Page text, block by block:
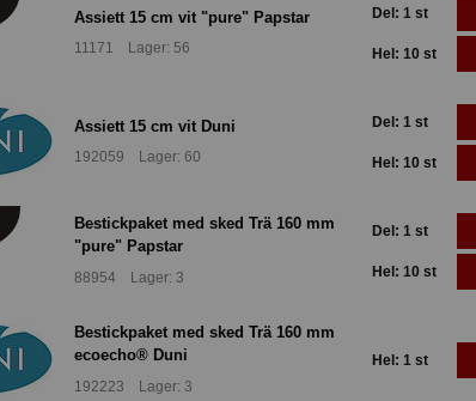
Assiett 15 cm vit "pure" Papstar
11171 Lager: 56
Del: 1 st
Hel: 10 st
Assiett 15 cm vit Duni
192059 Lager: 60
Del: 1 st
Hel: 10 st
Bestickpaket med sked Trä 160 mm
"pure" Papstar
88954 Lager: 3
Del: 1 st
Hel: 10 st
Bestickpaket med sked Trä 160 mm
ecoecho® Duni
192223 Lager: 3
Hel: 1 st